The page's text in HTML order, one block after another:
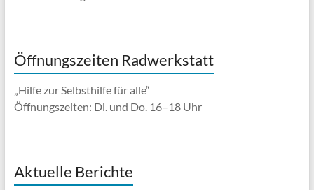
Öffnungszeiten Radwerkstatt
„Hilfe zur Selbsthilfe für alle“
Öffnungszeiten: Di. und Do. 16–18 Uhr
Aktuelle Berichte